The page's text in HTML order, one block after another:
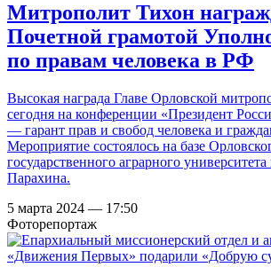
Митрополит Тихон
Почетной грамотой
по правам человека в РФ
Высокая награда Главе Орловской
сегодня на конференции «Президент
— гарант прав и свобод человека и
Мероприятие состоялось на базе
государственного аграрного
Парахина.
5 марта 2024 — 17:50
Фоторепортаж